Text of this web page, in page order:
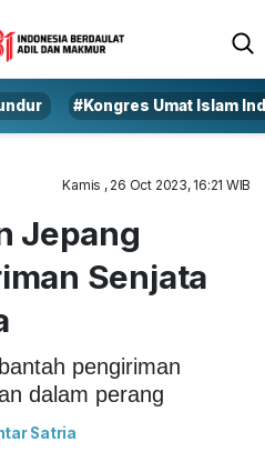
#Kongres Umat Islam
Kamis , 26 Oct 2023, 16:21 WIB
Jepang
Senjata
pengiriman
dalam perang
Satria